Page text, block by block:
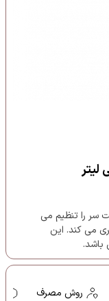
سر را تنظیم می
می کند. این
باشد.
روش مصرف